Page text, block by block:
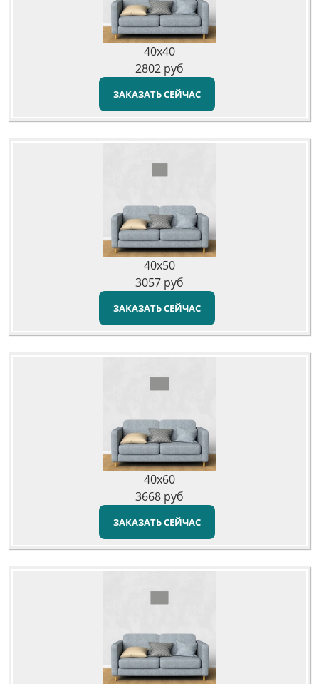
40x40
2802 руб
ЗАКАЗАТЬ СЕЙЧАС
40x50
3057 руб
ЗАКАЗАТЬ СЕЙЧАС
40x60
3668 руб
ЗАКАЗАТЬ СЕЙЧАС